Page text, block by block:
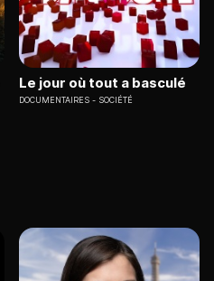
Le jour où tout a basculé
DOCUMENTAIRES SOCIÉTÉ